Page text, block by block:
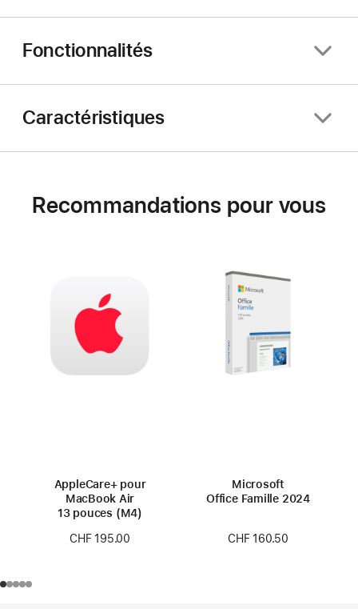
Fonctionnalités
Caractéristiques
Recommandations pour vous
AppleCare+ pour
MacBook Air
13 pouces (M4)
CHF 195.00
Microsoft
Office Famille 2024
CHF 160.50